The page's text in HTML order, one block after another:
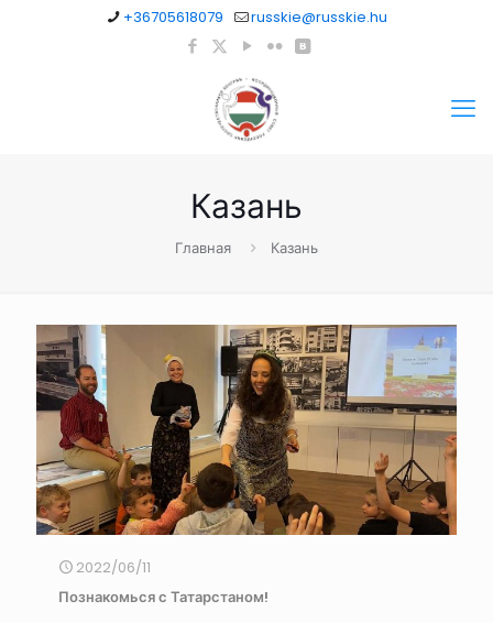
+36705618079 russkie@russkie.hu
Казань
Главная Казань
2022/06/11
Познакомься с Татарстаном!